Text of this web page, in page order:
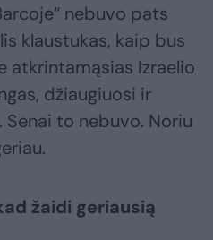
nebuvo pats
klaustukas, kaip bus
atkrintamąsias Izraelio
džiaugiuosi ir
to nebuvo. Noriu
žaidi geriausią